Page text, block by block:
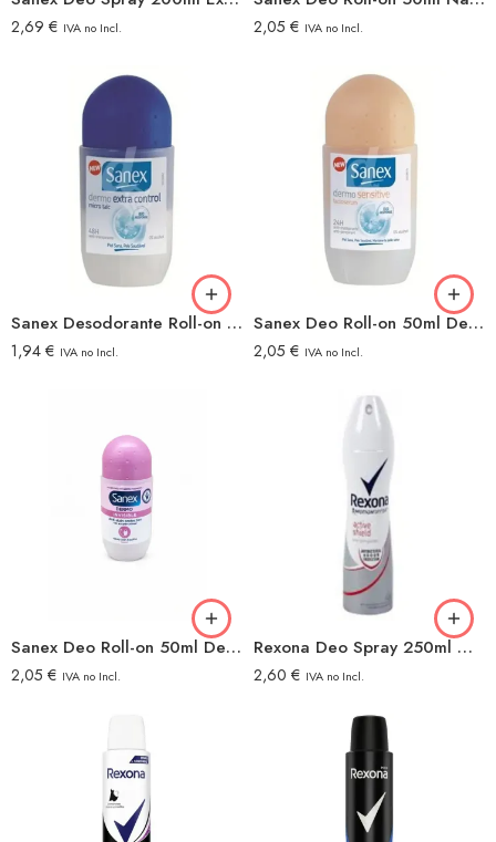
2,69 € IVA no Incl. 2,05 € IVA no Incl.
Sanex Desodorante Roll-on 50ml Extracontrol
1,94€ IVA no Incl.
Sanex Deo Roll-on 50ml Dermo-Sensitive
2,05 € IVA no Incl.
Sanex Deo Roll-on 50ml Dermo-Invisible
2,05 € IVA no Incl.
Rexona Deo Spray 250ml Woman Active Shield Antibacterias
2,60 € IVA no Incl.